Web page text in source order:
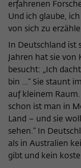
erfahrenen
Und ich glaube,
von sich zu
In Deutschland ist
Jahren hat sie von
besucht: „Ich
bin ...“ Sie staunt
auf kleinem
schon ist man in
Land – und sie
sehen.“ In
als in Australien
gibt und kein